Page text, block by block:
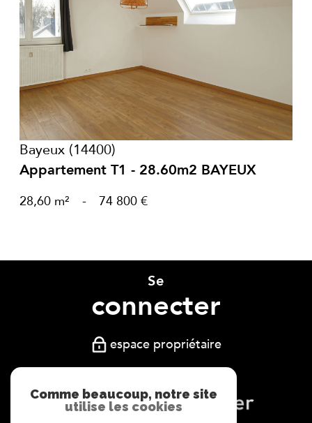
Bayeux (14400)
Appartement T1 - 28.60m2 BAYEUX
28,60 m² - 74 800 €
Se
connecter
espace propriétaire
Comme beaucoup, notre site
utilise les cookies